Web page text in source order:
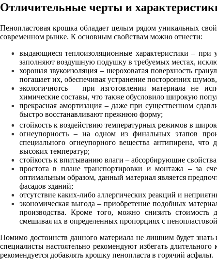
Отличительные черты и
Пенопластовая крошка обладает целым рядом уникальных
современном рынке. К основным свойствам можно отнести:
выдающиеся теплоизоляционные характеристики – при
заполняют воздушную подушку в требуемых местах,
хорошая звукоизоляция – шероховатая поверхность
погашает их, обеспечивая устранение посторонних
экологичнотсь – при изготовлении материала не
химические составы, что также обусловило широкую
прекрасная амортизация – даже при существенном
быстро восстанавливают прежнюю форму;
стойкость к воздействию температурных режимов в
огнеупорность – на одном из финальных этапов
специального огнеупорного вещества антипирена,
высоких температур;
стойкость к впитыванию влаги – абсорбирующие
простота в плане транспортировки и монтажа – за
оптимальным образом, данный материал является
фасадов зданий;
отсутствие каких-либо аллергических реакций и
экономическая выгода – приобретение подобных
производства. Кроме того, можно снизить стоимость
смешивая их в определенных пропорциях с
Помимо достоинств данного материала не лишним будет
специалисты настоятельно рекомендуют избегать
рекомендуется добавлять крошку пенопласта в горячий асфальт.